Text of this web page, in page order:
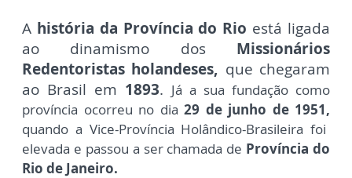
A história da Província do Rio está ligada
ao dinamismo dos Missionários
Redentoristas holandeses, que chegaram
ao Brasil em 1893. Já a sua fundação como
província ocorreu no dia 29 de junho de 1951,
quando a Vice-Província Holândico-Brasileira foi
elevada e passou a ser chamada de Província do
Rio de Janeiro.